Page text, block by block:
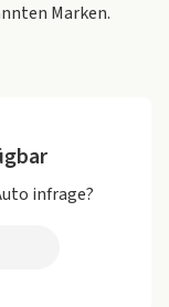
Marken.
infrage?